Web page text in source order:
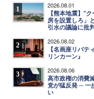
1 2026.08.01
【熊本地震】"
房を設置しろ」
引水の議論に批
2 2026.08.02
【名画座リバ
リンカーン』
3 2026.08.06
高市政権の消費
党が猛反発 ─ 一
い